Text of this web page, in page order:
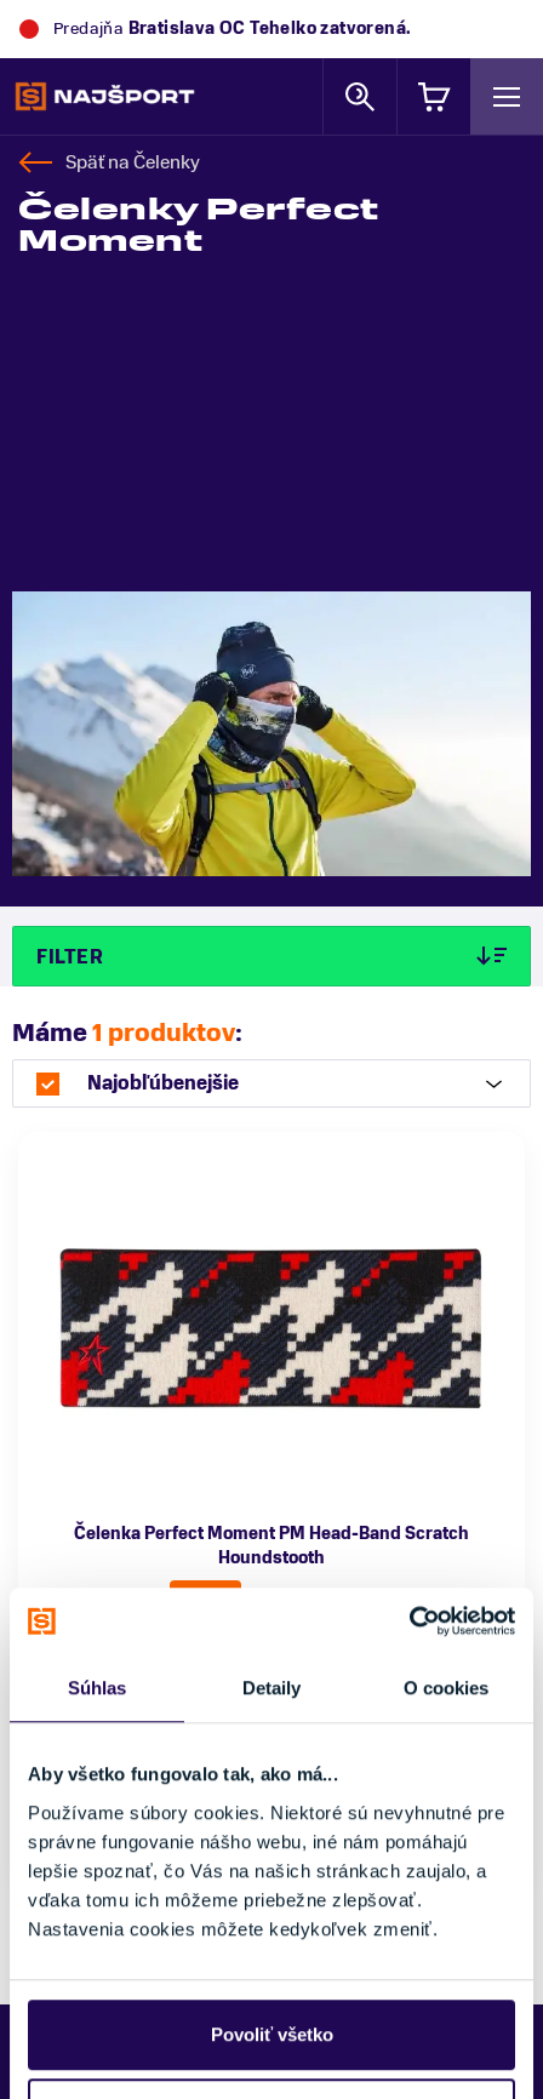
Súhlas Detaily O cookies
Aby všetko fungovalo tak, ako má...
Používame súbory cookies. Niektoré sú nevyhnutné pre
správne fungovanie nášho webu, iné nám pomáhajú
lepšie spoznať, čo Vás na našich stránkach zaujalo, a
vďaka tomu ich môžeme priebežne zlepšovať.
Nastavenia cookies môžete kedykoľvek zmeniť.
Povoliť všetko
Predajňa Bratislava OC Tehelkozatvorená.
Späť naČelenky
Čelenky Perfect
Moment
FILTER
Máme1 produktov:
Najobľúbenejšie
Čelenka Perfect Moment PM Head-Band Scratch
Houndstooth
-35 %
Vhodné na
Voľný čas
Značka
Perfect Moment
Veľkosť
Posledný kus skladom
Pozreli ste si 1 z 1 produktov.
Predajne Najšport